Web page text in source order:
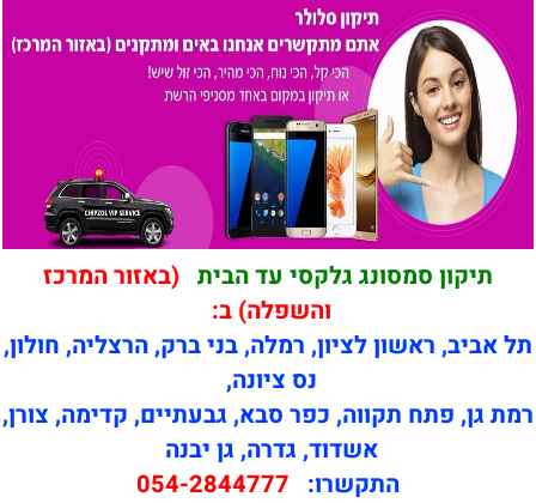
תיקון סמסונג גלקסי עד הבית (באזור המרכז
והשפלה) ב:
תל אביב, ראשון לציון, רמלה, בני ברק, הרצליה, חולון,
נס ציונה,
רמת גן, פתח תקווה, כפר סבא, גבעתיים, קדימה, צורן,
אשדוד, גדרה, גן יבנה
התקשרו: 054-2844777